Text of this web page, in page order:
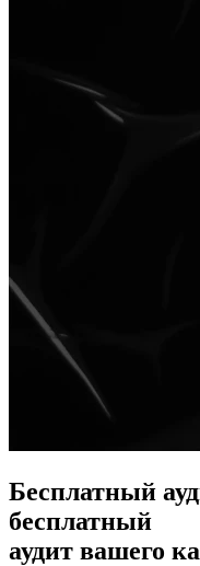
Бесплатный
бесплатный
аудит вашего